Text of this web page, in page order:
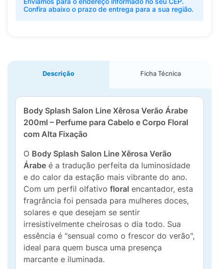
Confira abaixo o prazo de entrega para a sua região.
Descrição Ficha Técnica
Body Splash Salon Line Xêrosa Verão Árabe
200ml – Perfume para Cabelo e Corpo Floral
com Alta Fixação
O Body Splash Salon Line Xêrosa Verão
Árabe é a tradução perfeita da luminosidade
e do calor da estação mais vibrante do ano.
Com um perfil olfativo floral encantador, esta
fragrância foi pensada para mulheres doces,
solares e que desejam se sentir
irresistivelmente cheirosas o dia todo. Sua
essência é "sensual como o frescor do verão",
ideal para quem busca uma presença
marcante e iluminada.